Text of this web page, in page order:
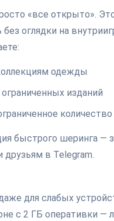
«все открыто».
оглядки на
одежды
изданий
быстрого шеринга —
в Telegram.
для слабых
с 2 ГБ оперативки —